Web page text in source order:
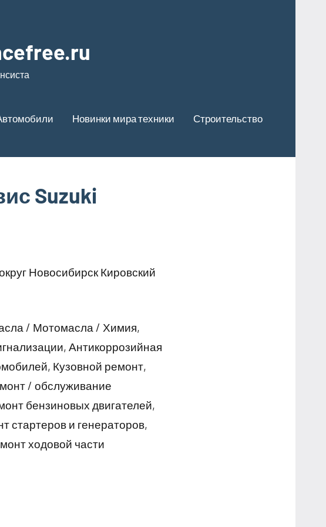
Новинки мира техники Строительство
Suzuki
Новосибирск Кировский
/ Мотомасла / Химия,
Антикоррозийная
Кузовной ремонт,
/ обслуживание
бензиновых двигателей,
и генераторов,
ходовой части